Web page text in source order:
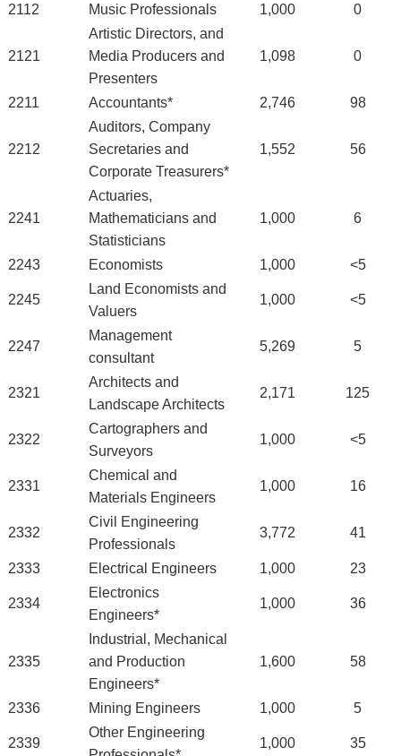
2112 Music Professionals 1,000 0
2121
Artistic Directors, and
Media Producers and
Presenters
1,098 0
2211 Accountants* 2,746 98
2212
Auditors, Company
Secretaries and
Corporate Treasurers*
1,552 56
2241
Actuaries,
Mathematicians and
Statisticians
1,000 6
2243 Economists 1,000 <5
2245
Land Economists and
Valuers
1,000 <5
2247
Management
consultant
5,269 5
2321
Architects and
Landscape Architects
2,171 125
2322
Cartographers and
Surveyors
1,000 <5
2331
Chemical and
Materials Engineers
1,000 16
2332
Civil Engineering
Professionals
3,772 41
2333 Electrical Engineers 1,000 23
2334
Electronics
Engineers*
1,000 36
2335
Industrial, Mechanical
and Production
Engineers*
1,600 58
2336 Mining Engineers 1,000 5
2339
Other Engineering
1,000 35